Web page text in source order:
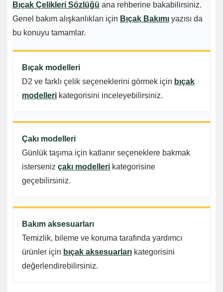
Bıçak Çelikleri Sözlüğü ana rehberine bakabilirsiniz.
Genel bakım alışkanlıkları için Bıçak Bakımı yazısı da
bu konuyu tamamlar.
Bıçak modelleri
D2 ve farklı çelik seçeneklerini görmek için bıçak
modelleri kategorisini inceleyebilirsiniz.
Çakı modelleri
Günlük taşıma için katlanır seçeneklere bakmak
isterseniz çakı modelleri kategorisine
geçebilirsiniz.
Bakım aksesuarları
Temizlik, bileme ve koruma tarafında yardımcı
ürünler için bıçak aksesuarları kategorisini
değerlendirebilirsiniz.